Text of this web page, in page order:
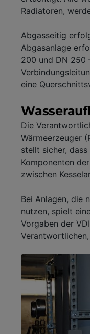
Radiatoren,
Abgasseitig
Abgasanlage
200 und DN 250
eine
Die
Wärmeerzeuger
stellt sicher,
Komponenten
zwischen
Bei Anlagen, die
nutzen, spielt
Vorgaben der